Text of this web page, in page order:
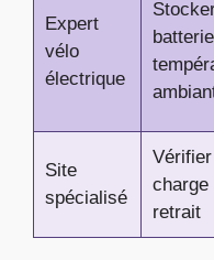
Expert
vélo
électrique
Site
spécialisé
Vérifier
charge
retrait